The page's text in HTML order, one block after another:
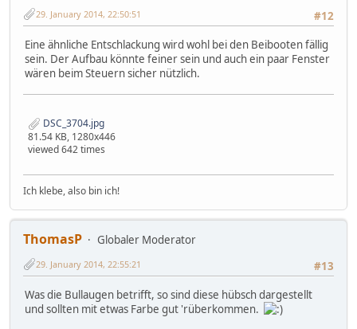
#12
29. January 2014, 22:50:51
Eine ähnliche Entschlackung wird wohl bei den Beibooten fällig
sein. Der Aufbau könnte feiner sein und auch ein paar Fenster
wären beim Steuern sicher nützlich.
DSC_3704.jpg
81.54 KB, 1280x446
viewed 642 times
Ich klebe, also bin ich!
ThomasP
Globaler Moderator
#13
29. January 2014, 22:55:21
Was die Bullaugen betrifft, so sind diese hübsch dargestellt
und sollten mit etwas Farbe gut 'rüberkommen.